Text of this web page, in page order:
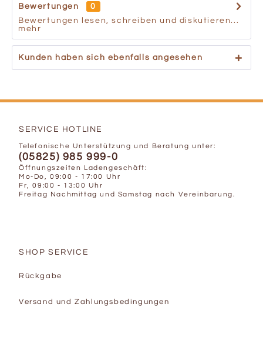
Bewertungen
0
Bewertungen lesen, schreiben und diskutieren...
mehr
Kunden haben sich ebenfalls angesehen
SERVICE HOTLINE
Telefonische Unterstützung und Beratung unter:
(05825) 985 999-0
Öffnungszeiten Ladengeschäft:
Mo-Do, 09:00 - 17:00 Uhr
Fr, 09:00 - 13:00 Uhr
Freitag Nachmittag und Samstag nach Vereinbarung.
SHOP SERVICE
Rückgabe
Versand und Zahlungsbedingungen